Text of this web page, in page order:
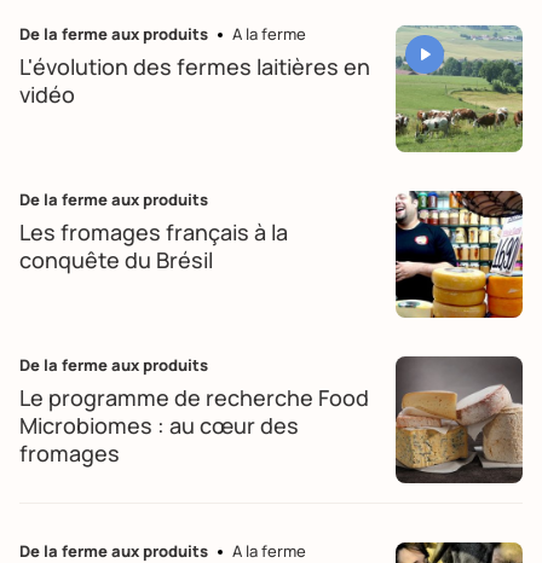
De la ferme aux produits A la ferme
L'évolution des fermes laitières en
vidéo
De la ferme aux produits
Les fromages français à la
conquête du Brésil
De la ferme aux produits
Le programme de recherche Food
Microbiomes : au cœur des
fromages
De la ferme aux produits A la ferme